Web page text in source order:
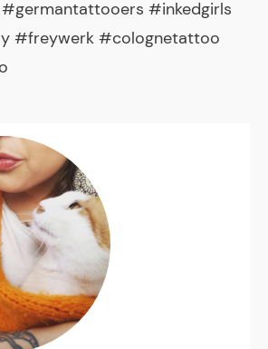
#inkedgirls
#freywerk #colognetattoo